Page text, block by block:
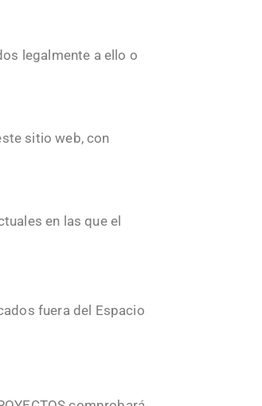
legalmente a ello o
sitio web, con
en las que el
fuera del Espacio